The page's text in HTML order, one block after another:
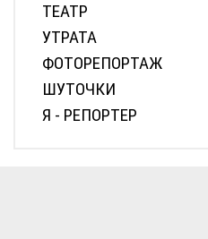
ТЕАТР
УТРАТА
ФОТОРЕПОРТАЖ
ШУТОЧКИ
Я - РЕПОРТЕР